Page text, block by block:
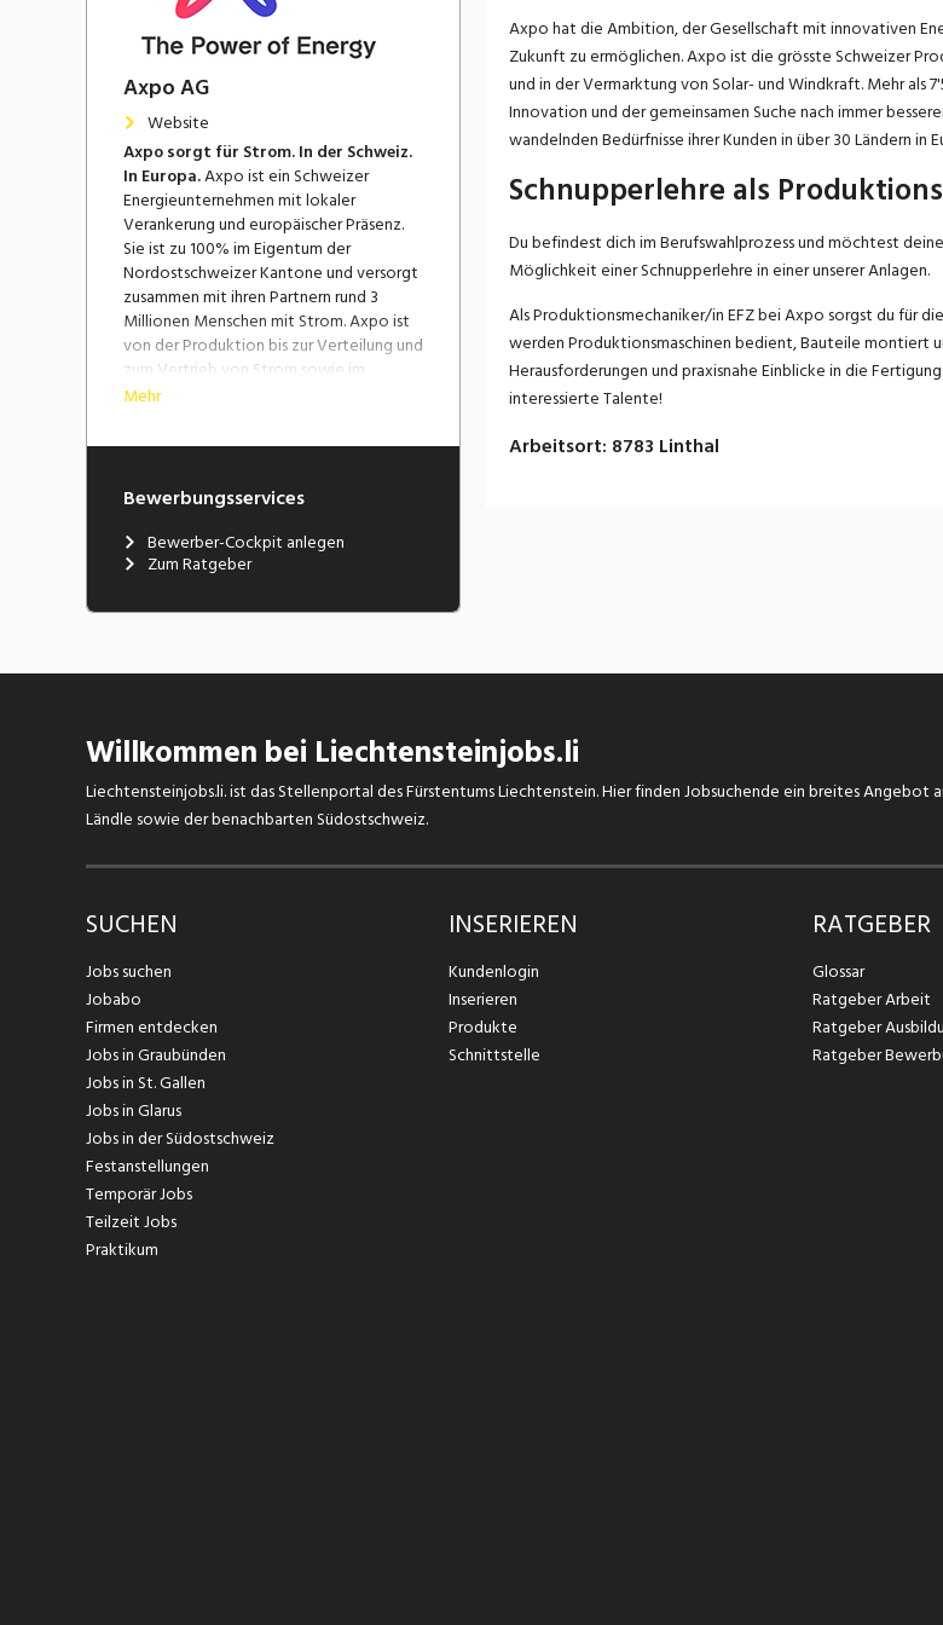
Axpo AG
Website
Axpo sorgt für Strom. In der Schweiz.
In Europa.Axpo ist ein Schweizer
Energieunternehmen mit lokaler
Verankerung und europäischer Präsenz.
Sie ist zu 100% im Eigentum der
Nordostschweizer Kantone und versorgt
zusammen mit ihren Partnern rund 3
Millionen Menschen mit Strom. Axpo ist
von der Produktion bis zur Verteilung und
zum Vertrieb von Strom sowie im
internationalen Energiehandel tätig.
Energiedienstleistungen für Kunden in der
Mehr
Bewerbungsservices
Bewerber-Cockpit anlegen
Zum Ratgeber
Axpo hat die Ambition, der Gesellschaft mit innovativen
Zukunft zu ermöglichen. Axpo ist die grösste Schweizer
und in der Vermarktung von Solar- und Windkraft. Mehr
Innovation und der gemeinsamen Suche nach immer
wandelnden Bedürfnisse ihrer Kunden in über 30 Ländern in
Schnupperlehre als
Du befindest dich im Berufswahlprozess und möchtest
Möglichkeit einer Schnupperlehre in einer unserer Anlagen.
Als Produktionsmechaniker/in EFZ bei Axpo sorgst du für
werden Produktionsmaschinen bedient, Bauteile montiert
Herausforderungen und praxisnahe Einblicke in die
interessierte Talente!
Arbeitsort: 8783 Linthal
Willkommen bei Liechtensteinjobs.li
Liechtensteinjobs.li. ist das Stellenportal des Fürstentums Liechtenstein. Hier finden Jobsuchende ein breites Angebot
Ländle sowie der benachbarten Südostschweiz.
SUCHEN
Jobs suchen
Jobabo
Firmen entdecken
Jobs in Graubünden
Jobs in St. Gallen
Jobs in Glarus
Jobs in der Südostschweiz
Festanstellungen
Temporär Jobs
Teilzeit Jobs
Praktikum
INSERIEREN
Kundenlogin
Inserieren
Produkte
Schnittstelle
RATGEBER
Glossar
Ratgeber Arbeit
Ratgeber
Ratgeber